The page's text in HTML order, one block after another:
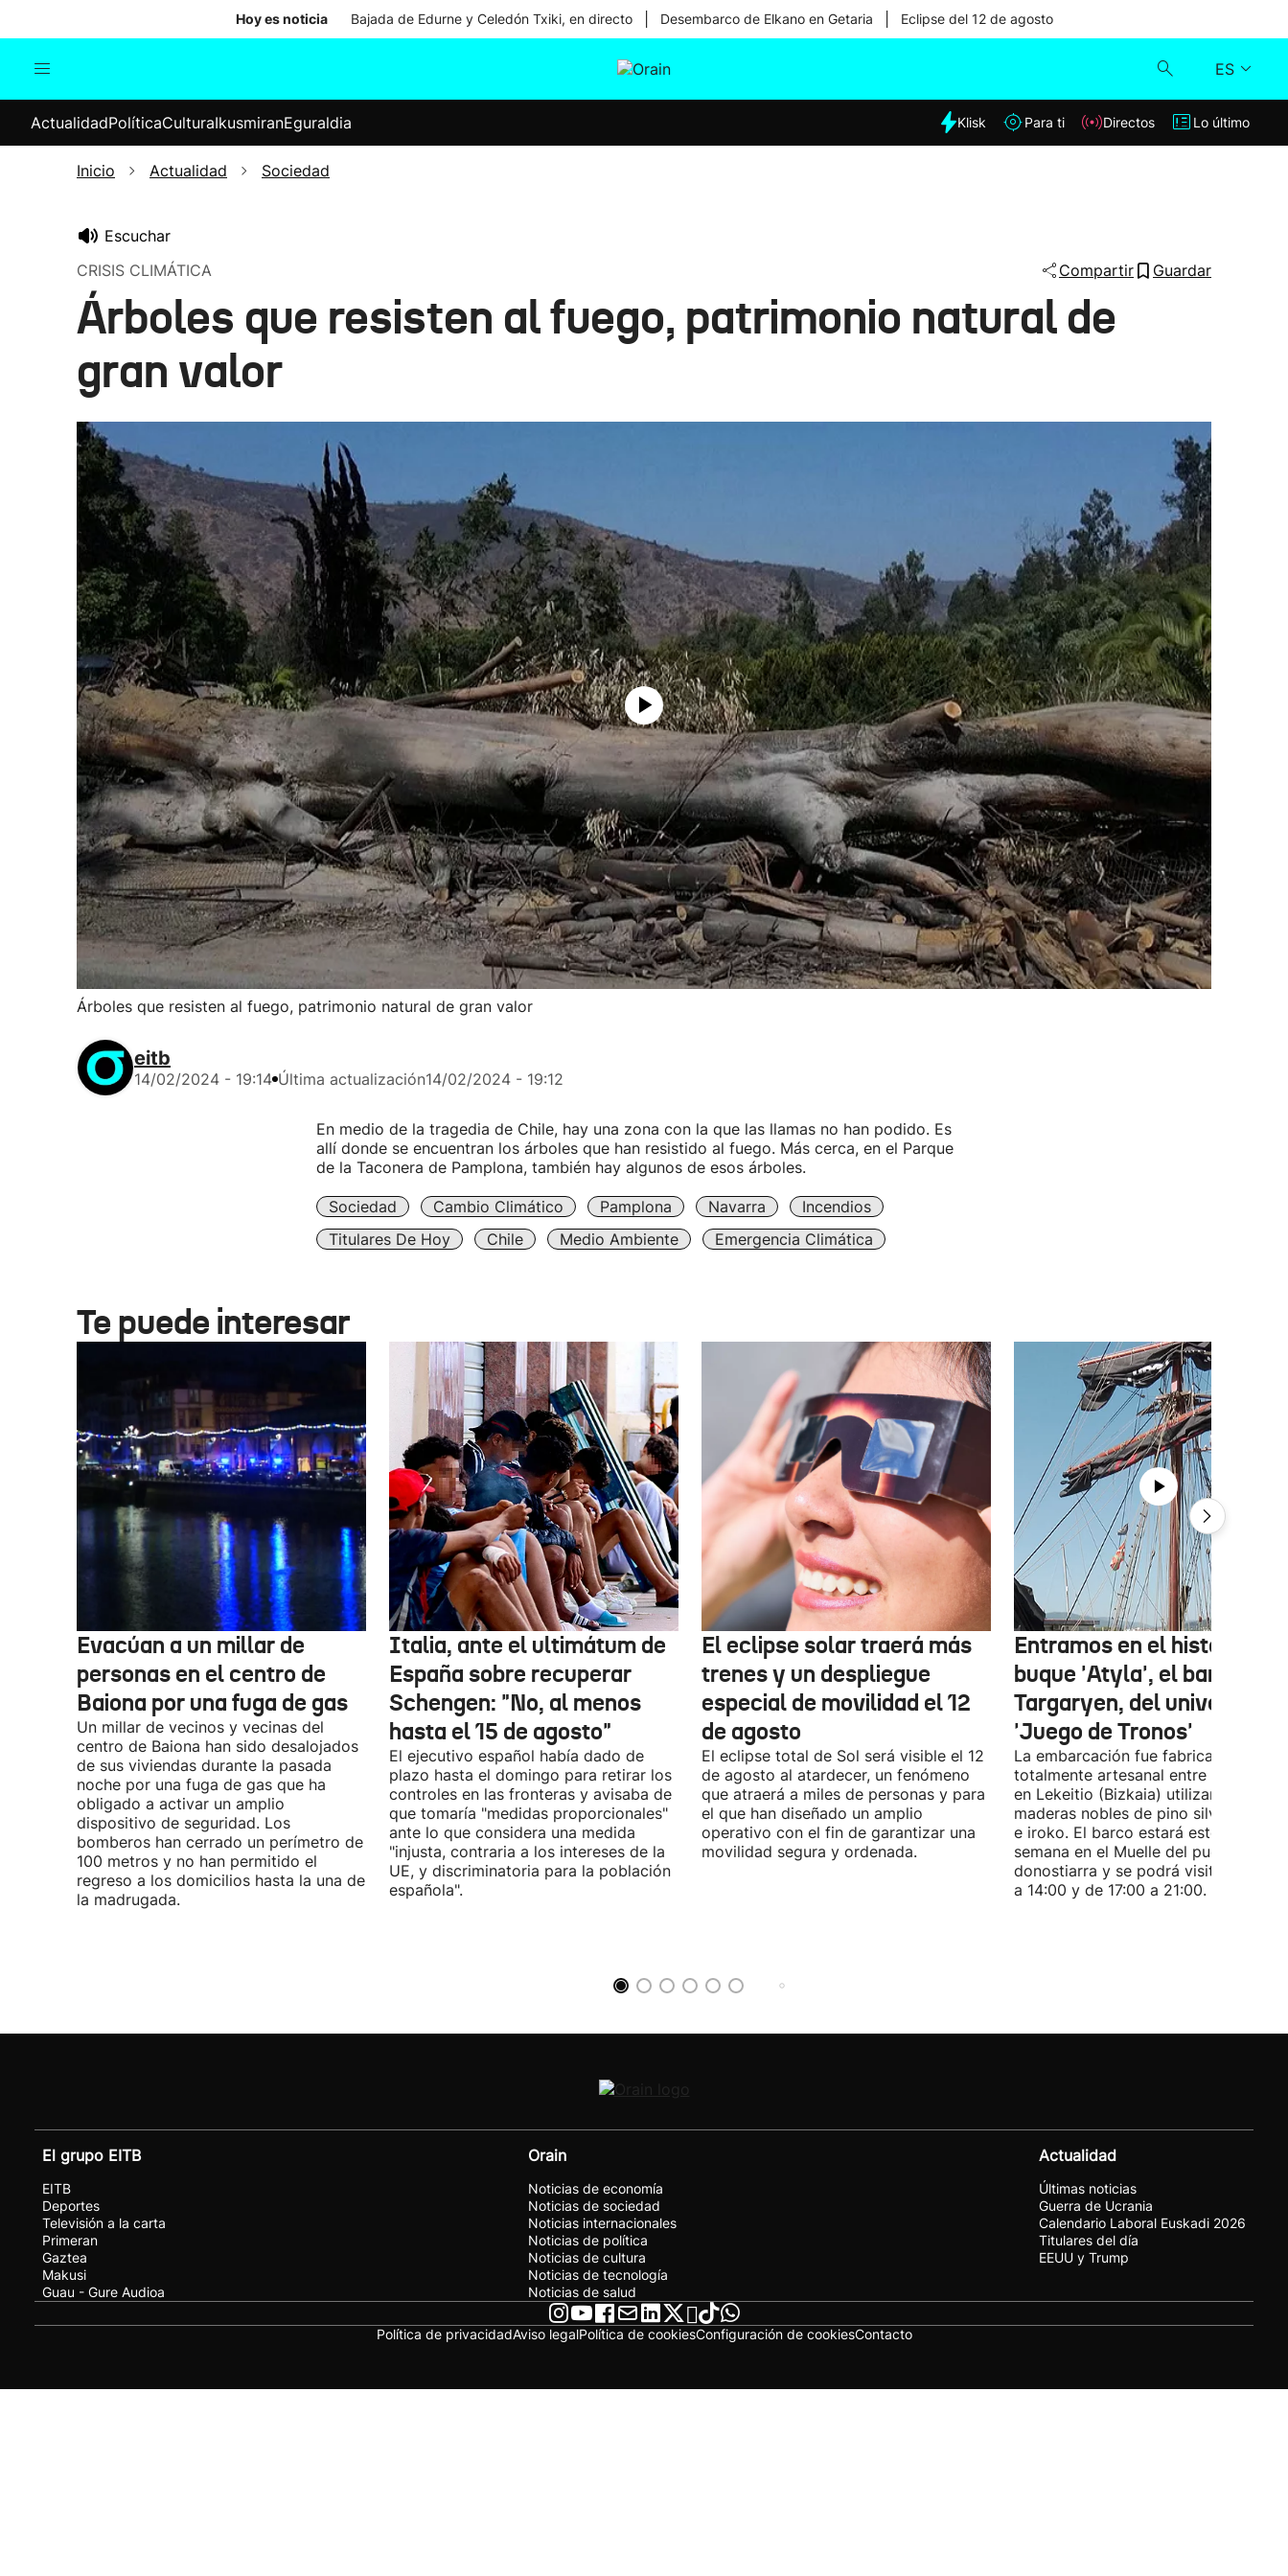
Hoy es noticia Bajada de Edurne y Celedón Txiki, en directo Desembarco de Elkano en Getaria Eclipse del 12 de agosto
ES
Internacional
Elecciones
Klisk
ActualidadPolíticaCulturaIkusmiranEguraldia Klisk Para ti Directos Lo último
Inicio Actualidad Sociedad
Escuchar
CRISIS CLIMÁTICA
Compartir Guardar
Árboles que resisten al fuego, patrimonio natural de
gran valor
Árboles que resisten al fuego, patrimonio natural de gran valor
eitb
14/02/2024 - 19:14 Última actualización14/02/2024 - 19:12
En medio de la tragedia de Chile, hay una zona con la que las llamas no han podido. Es
allí donde se encuentran los árboles que han resistido al fuego. Más cerca, en el Parque
de la Taconera de Pamplona, también hay algunos de esos árboles.
Sociedad Cambio Climático Pamplona Navarra
Incendios
Titulares De Hoy
Chile Medio Ambiente Emergencia Climática
Te puede interesar
Evacúan a un millar de
personas en el centro de
Baiona por una fuga de gas
Un millar de vecinos y vecinas del
centro de Baiona han sido desalojados
de sus viviendas durante la pasada
noche por una fuga de gas que ha
obligado a activar un amplio
dispositivo de seguridad. Los
bomberos han cerrado un perímetro de
100 metros y no han permitido el
regreso a los domicilios hasta la una de
la madrugada.
Italia, ante el ultimátum de
España sobre recuperar
Schengen: "No, al menos
hasta el 15 de agosto"
El ejecutivo español había dado de
plazo hasta el domingo para retirar los
controles en las fronteras y avisaba de
que tomaría "medidas proporcionales"
ante lo que considera una medida
"injusta, contraria a los intereses de la
UE, y discriminatoria para la población
española".
El eclipse solar traerá más
trenes y un despliegue
especial de movilidad el 12
de agosto
El eclipse total de Sol será visible el 12
de agosto al atardecer, un fenómeno
que atraerá a miles de personas y para
el que han diseñado un amplio
operativo con el fin de garantizar una
movilidad segura y ordenada.
Entramos en el histórico
buque 'Atyla', el barco
Targaryen, del universo de
'Juego de Tronos'
La embarcación fue fabricada de
totalmente artesanal entre 1980 y
en Lekeitio (Bizkaia) utilizando
maderas nobles de pino silvestre,
e iroko. El barco estará este fin de
semana en el Muelle del puerto
donostiarra y se podrá visitar de
a 14:00 y de 17:00 a 21:00.
El grupo EITB
EITB
Deportes
Televisión a la carta
Primeran
Gaztea
Makusi
Guau - Gure Audioa
Orain
Noticias de economía
Noticias de sociedad
Noticias internacionales
Noticias de política
Noticias de cultura
Noticias de tecnología
Noticias de salud
Actualidad
Últimas noticias
Guerra de Ucrania
Calendario Laboral Euskadi 2026
Titulares del día
EEUU y Trump
Política de privacidadAviso legalPolítica de cookiesConfiguración de cookiesContacto